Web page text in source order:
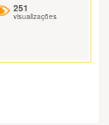
251
visualizações